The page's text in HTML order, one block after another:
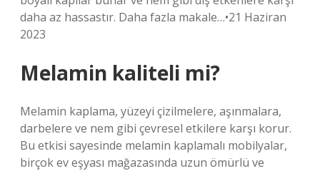
daha az hassastır. Daha fazla makale…•21 Haziran
2023
Melamin kaliteli mi?
Melamin kaplama, yüzeyi çizilmelere, aşınmalara,
darbelere ve nem gibi çevresel etkilere karşı korur.
Bu etkisi sayesinde melamin kaplamalı mobilyalar,
birçok ev eşyası mağazasında uzun ömürlü ve